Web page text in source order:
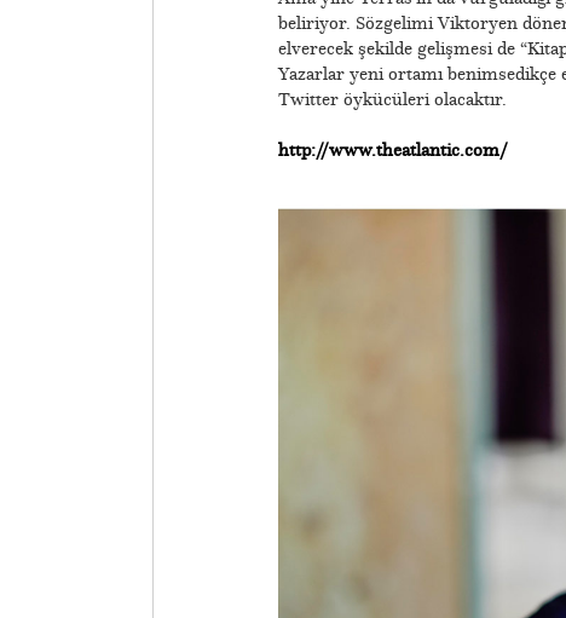
beliriyor. Sözgelimi Viktoryen
elverecek şekilde gelişmesi de
Yazarlar yeni ortamı
Twitter öykücüleri olacaktır.
http://www.theatlantic.com/